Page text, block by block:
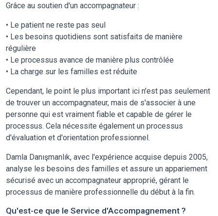
Grâce au soutien d'un accompagnateur :
• Le patient ne reste pas seul
• Les besoins quotidiens sont satisfaits de manière
régulière
• Le processus avance de manière plus contrôlée
• La charge sur les familles est réduite
Cependant, le point le plus important ici n'est pas seulement
de trouver un accompagnateur, mais de s'associer à une
personne qui est vraiment fiable et capable de gérer le
processus. Cela nécessite également un processus
d'évaluation et d'orientation professionnel.
Damla Danışmanlık, avec l'expérience acquise depuis 2005,
analyse les besoins des familles et assure un appariement
sécurisé avec un accompagnateur approprié, gérant le
processus de manière professionnelle du début à la fin.
Qu'est-ce que le Service d'Accompagnement ?